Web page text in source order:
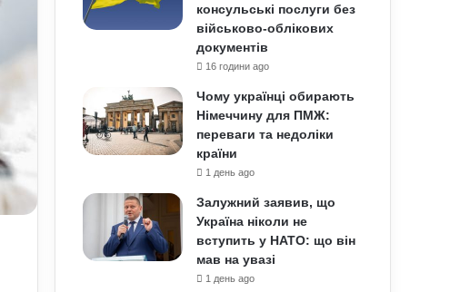
консульські послуги без
військово-облікових
документів
16 години ago
Чому українці обирають
Німеччину для ПМЖ:
переваги та недоліки
країни
1 день ago
Залужний заявив, що
Україна ніколи не
вступить у НАТО: що він
мав на увазі
1 день ago